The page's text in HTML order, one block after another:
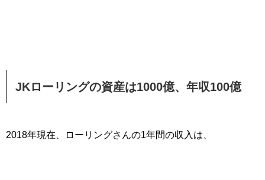
JKローリングの資産は1000億、年収100億
2018年現在、ローリングさんの1年間の収入は、